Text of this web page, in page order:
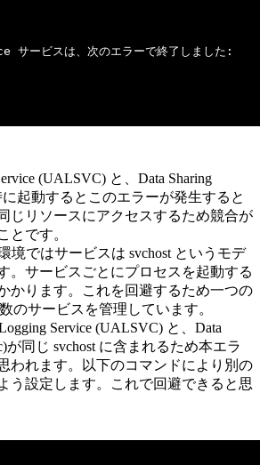
(UALSVC) と、Data Sharing
に起動するとこのエラーが発生すると
じリソースにアクセスするため競合が
とです。
境ではサービスは svchost というモデ
。サービスごとにプロセスを起動する
かります。これを回避するため一つの
のサービスを管理しています。
Service (UALSVC) と、Data
が同じ svchost に含まれるため本エラ
われます。以下のコマンドにより別の
う設定します。これで回避できると思